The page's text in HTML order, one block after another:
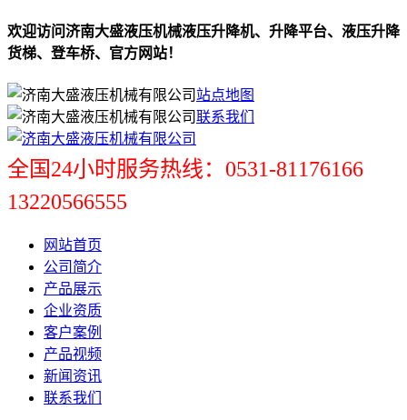
欢迎访问济南大盛液压机械液压升降机、升降平台、液压升降
货梯、登车桥、官方网站！
站点地图
联系我们
全国24小时服务热线：0531-81176166
13220566555
网站首页
公司简介
产品展示
企业资质
客户案例
产品视频
新闻资讯
联系我们